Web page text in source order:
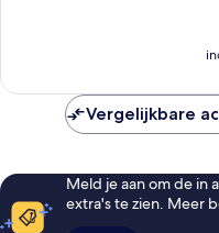
Vergelijkbare
Meld je aan om de in
extra's te zien. Meer